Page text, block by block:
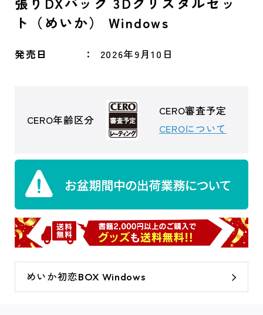
ト（めいか） Windows
発売日 2026年9月10日
CERO年齢区分
CERO審査予定
CEROについて
めいか初恋BOX Windows